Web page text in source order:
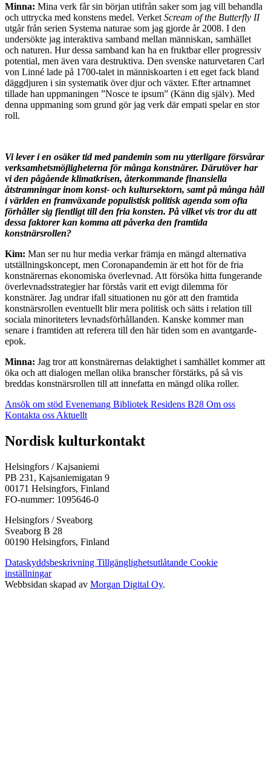
Minna: Mina verk får sin början utifrån saker som jag vill behandla
och uttrycka med konstens medel. Verket Scream of the Butterfly II
utgår från serien Systema naturae som jag gjorde år 2008. I den
undersökte jag interaktiva samband mellan människan, samhället
och naturen. Hur dessa samband kan ha en fruktbar eller progressiv
potential, men även vara destruktiva. Den svenske naturvetaren Carl
von Linné lade på 1700-talet in människoarten i ett eget fack bland
däggdjuren i sin systematik över djur och växter. Efter artnamnet
tillade han uppmaningen ”Nosce te ipsum” (Känn dig själv). Med
denna uppmaning som grund gör jag verk där empati spelar en stor
roll.
Vi lever i en osäker tid med pandemin som nu ytterligare försvårar
verksamhetsmöjligheterna för många konstnärer. Därutöver har
vi den pågående klimatkrisen, återkommande finansiella
åtstramningar inom konst- och kultursektorn, samt på många håll
i världen en framväxande populistisk politisk agenda som ofta
förhåller sig fientligt till den fria konsten. På vilket vis tror du att
dessa faktorer kan komma att påverka den framtida
konstnärsrollen?
Kim: Man ser nu hur media verkar främja en mängd alternativa
utställningskoncept, men Coronapandemin är ett hot för de fria
konstnärernas ekonomiska överlevnad. Att försöka hitta fungerande
överlevnadsstrategier har förstås varit ett evigt dilemma för
konstnärer. Jag undrar ifall situationen nu gör att den framtida
konstnärsrollen eventuellt blir mera politisk och sätts i relation till
sociala minoriteters levnadsförhållanden. Kanske kommer man
senare i framtiden att referera till den här tiden som en avantgarde-
epok.
Minna: Jag tror att konstnärernas delaktighet i samhället kommer att
öka och att dialogen mellan olika branscher förstärks, på så vis
breddas konstnärsrollen till att innefatta en mängd olika roller.
Ansök om stöd Evenemang Bibliotek Residens B28 Om oss
Kontakta oss Aktuellt
Facebook:
Öppnas
en
ny
flik
Instagram:
Öppnas
en
ny
flik
TikTok:
Öppnas
en
ny
flik
Youtube:
Öppnas
en
ny
flik
Vimeo:
Öppnas
en
ny
flik
Nordisk kulturkontakt
Helsingfors / Kajsaniemi
PB 231, Kajsaniemigatan 9
00171 Helsingfors, Finland
FO-nummer: 1095646-0
Helsingfors / Sveaborg
Sveaborg B 28
00190 Helsingfors, Finland
Dataskyddsbeskrivning Tillgänglighetsutlåtande Cookie
inställningar
Webbsidan skapad av Morgan Digital Oy.